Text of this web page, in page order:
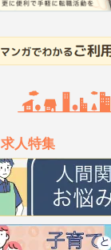
求人特集